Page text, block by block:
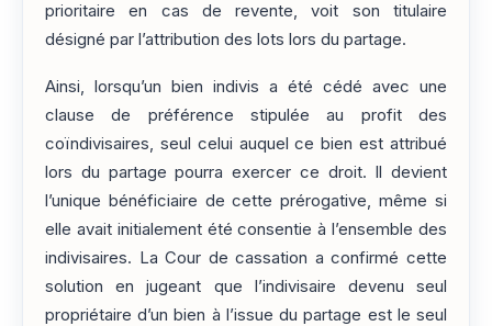
prioritaire en cas de revente, voit son titulaire
désigné par l’attribution des lots lors du partage.
Ainsi, lorsqu’un bien indivis a été cédé avec une
clause de préférence stipulée au profit des
coïndivisaires, seul celui auquel ce bien est attribué
lors du partage pourra exercer ce droit. Il devient
l’unique bénéficiaire de cette prérogative, même si
elle avait initialement été consentie à l’ensemble des
indivisaires. La Cour de cassation a confirmé cette
solution en jugeant que l’indivisaire devenu seul
propriétaire d’un bien à l’issue du partage est le seul